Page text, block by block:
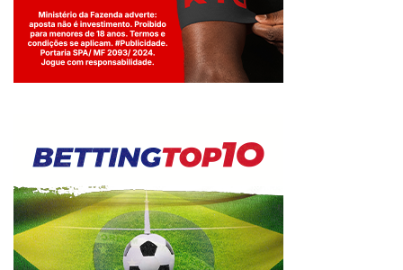
Jogue com responsabilidade. 18+